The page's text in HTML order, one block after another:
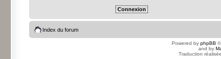
Index du forum
Powered by phpBB
and by
Traduction